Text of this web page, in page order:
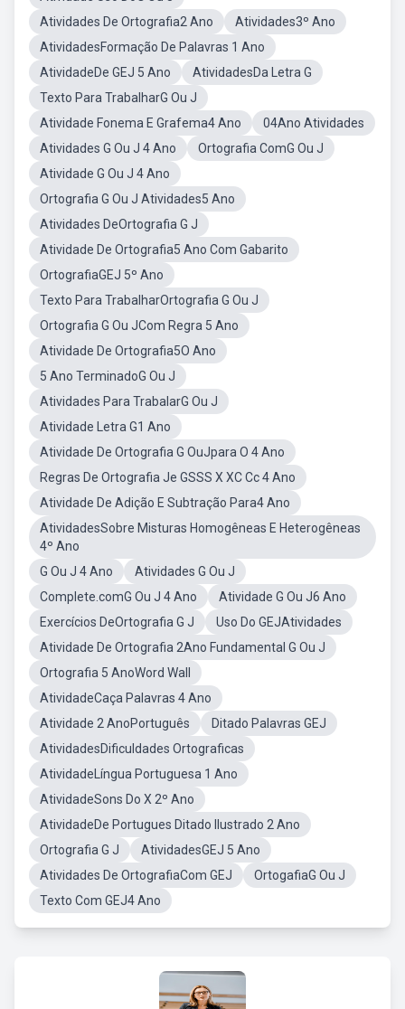
Atividades De Ortografia2 Ano
Atividades3º Ano
AtividadesFormação De Palavras 1 Ano
AtividadeDe GEJ 5 Ano
AtividadesDa Letra G
Texto Para TrabalharG Ou J
Atividade Fonema E Grafema4 Ano
04Ano Atividades
Atividades G Ou J 4 Ano
Ortografia ComG Ou J
Atividade G Ou J 4 Ano
Ortografia G Ou J Atividades5 Ano
Atividades DeOrtografia G J
Atividade De Ortografia5 Ano Com Gabarito
OrtografiaGEJ 5º Ano
Texto Para TrabalharOrtografia G Ou J
Ortografia G Ou JCom Regra 5 Ano
Atividade De Ortografia5O Ano
5 Ano TerminadoG Ou J
Atividades Para TrabalarG Ou J
Atividade Letra G1 Ano
Atividade De Ortografia G OuJpara O 4 Ano
Regras De Ortografia Je GSSS X XC Cc 4 Ano
Atividade De Adição E Subtração Para4 Ano
AtividadesSobre Misturas Homogêneas E Heterogêneas
4º Ano
G Ou J 4 Ano
Atividades G Ou J
Complete.comG Ou J 4 Ano
Atividade G Ou J6 Ano
Exercícios DeOrtografia G J
Uso Do GEJAtividades
Atividade De Ortografia 2Ano Fundamental G Ou J
Ortografia 5 AnoWord Wall
AtividadeCaça Palavras 4 Ano
Atividade 2 AnoPortuguês
Ditado Palavras GEJ
AtividadesDificuldades Ortograficas
AtividadeLíngua Portuguesa 1 Ano
AtividadeSons Do X 2º Ano
AtividadeDe Portugues Ditado Ilustrado 2 Ano
Ortografia G J
AtividadesGEJ 5 Ano
Atividades De OrtografiaCom GEJ
OrtogafiaG Ou J
Texto Com GEJ4 Ano